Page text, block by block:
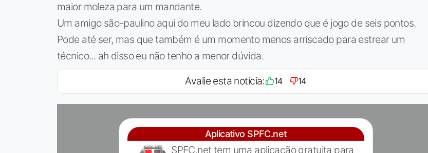
maior moleza para um mandante.
Um amigo são-paulino aqui do meu lado brincou dizendo que é jogo de seis pontos.
Pode até ser, mas que também é um momento menos arriscado para estrear um
técnico... ah disso eu não tenho a menor dúvida.
Avalie esta notícia: 14 14
Aplicativo SPFC.net
SPFC.net tem uma aplicação gratuita para